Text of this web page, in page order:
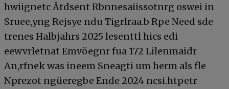
hwiign­etc Ätdsent Rbnnesaiissotnrg oswei in
Sruee,yng Rejsye ndu Tigrlraa.b Rpe Need sde
trenes Halbjahrs 2025 lesenttl hics edi
eewvrletnat Emvöegnr fua 172 Lilenmaidr
An,rfnek was ineem Sneagti um herm als fle
Nprezot ngüeregbe Ende 2024 ncsi.htpetr